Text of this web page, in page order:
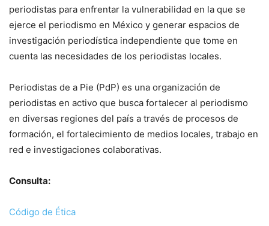
periodistas para enfrentar la vulnerabilidad en la que se
ejerce el periodismo en México y generar espacios de
investigación periodística independiente que tome en
cuenta las necesidades de los periodistas locales.
Periodistas de a Pie (PdP) es una organización de
periodistas en activo que busca fortalecer al periodismo
en diversas regiones del país a través de procesos de
formación, el fortalecimiento de medios locales, trabajo en
red e investigaciones colaborativas.
Consulta:
Código de Ética